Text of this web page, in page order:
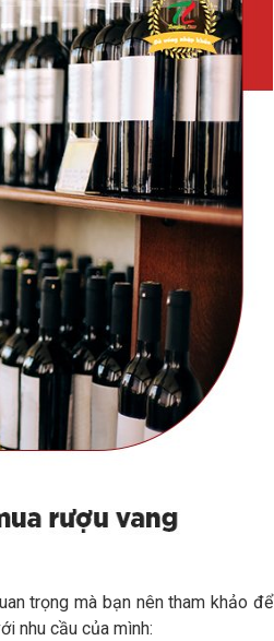
trọng mà bạn nên tham khảo để
nhu cầu của mình: